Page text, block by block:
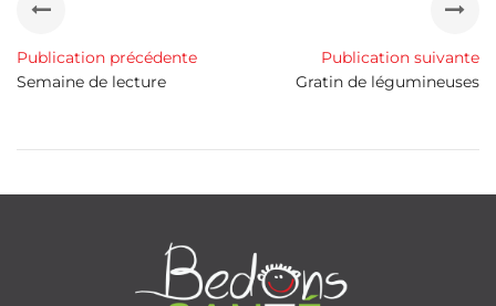
Publication précédente
Semaine de lecture
Publication suivante
Gratin de légumineuses